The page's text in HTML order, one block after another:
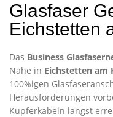
Glasfaser
Eichstetten
Das Business
Nähe in Eichstetten am
100%igen
Herausforderungen
Kupferkabeln längst